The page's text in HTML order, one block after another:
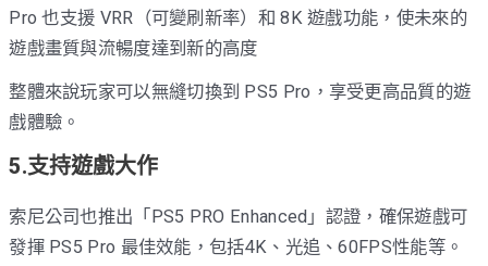
Pro 也支援 VRR（可變刷新率）和 8K 遊戲功能，使未來的
遊戲畫質與流暢度達到新的高度
整體來說玩家可以無縫切換到 PS5 Pro，享受更高品質的遊
戲體驗。
5.支持遊戲大作
索尼公司也推出「PS5 PRO Enhanced」認證，確保遊戲可
發揮 PS5 Pro 最佳效能，包括4K、光追、60FPS性能等。